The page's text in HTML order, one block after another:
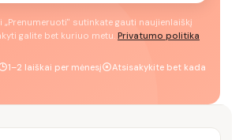
„Prenumeruoti" sutinkate gauti naujienlaiškį
galite bet kuriuo metu.Privatumo politika
1–2 laiškai per mėnesį Atsisakykite bet kada